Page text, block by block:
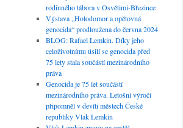
rodinného tábora v Osvětimi-Březince
Výstava „Holodomor a opětovná
genocida“ prodloužena do června 2024
BLOG: Rafael Lemkin. Díky jeho
celoživotnímu úsilí se genocida před
75 lety stala součástí mezinárodního
práva
Genocida je 75 let součástí
mezinárodního práva. Letošní výročí
připomněl v devíti městech České
republiky Vlak Lemkin